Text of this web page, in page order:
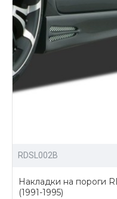
RDSL002B
Накладки на пороги
(1991-1995)